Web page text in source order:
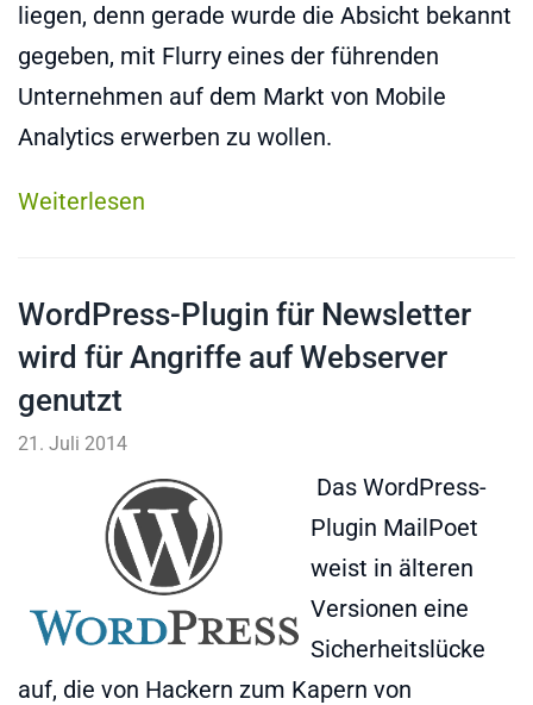
liegen, denn gerade wurde die Absicht bekannt
gegeben, mit Flurry eines der führenden
Unternehmen auf dem Markt von Mobile
Analytics erwerben zu wollen.
Weiterlesen
WordPress-Plugin für Newsletter
wird für Angriffe auf Webserver
genutzt
21. Juli 2014
Das WordPress-
Plugin MailPoet
weist in älteren
Versionen eine
Sicherheitslücke
auf, die von Hackern zum Kapern von